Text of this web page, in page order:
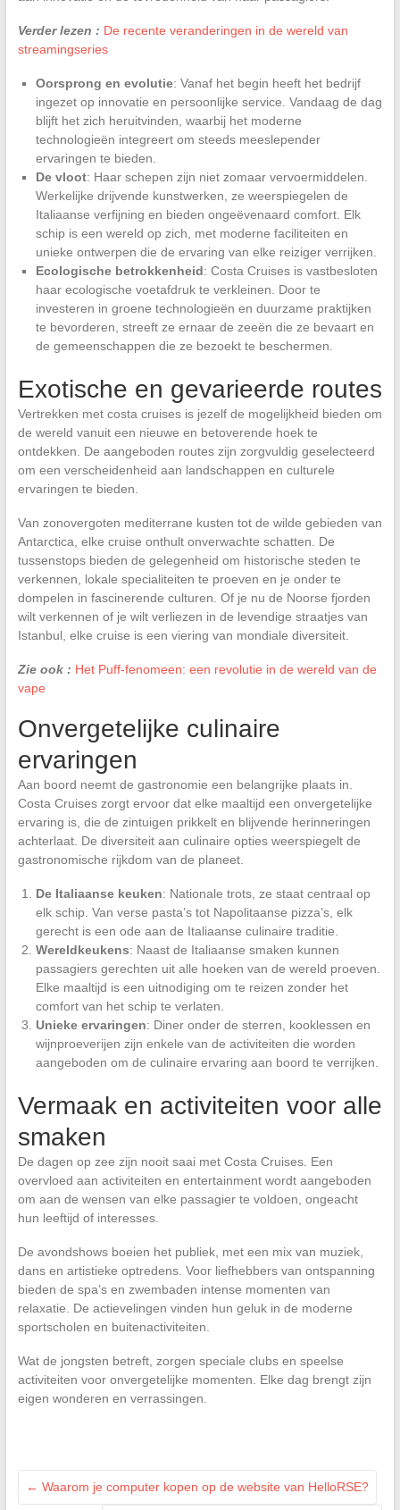
Verder lezen : De recente veranderingen in de wereld van
streamingseries
Oorsprong en evolutie: Vanaf het begin heeft het bedrijf
ingezet op innovatie en persoonlijke service. Vandaag de dag
blijft het zich heruitvinden, waarbij het moderne
technologieën integreert om steeds meeslepender
ervaringen te bieden.
De vloot: Haar schepen zijn niet zomaar vervoermiddelen.
Werkelijke drijvende kunstwerken, ze weerspiegelen de
Italiaanse verfijning en bieden ongeëvenaard comfort. Elk
schip is een wereld op zich, met moderne faciliteiten en
unieke ontwerpen die de ervaring van elke reiziger verrijken.
Ecologische betrokkenheid: Costa Cruises is vastbesloten
haar ecologische voetafdruk te verkleinen. Door te
investeren in groene technologieën en duurzame praktijken
te bevorderen, streeft ze ernaar de zeeën die ze bevaart en
de gemeenschappen die ze bezoekt te beschermen.
Exotische en gevarieerde routes
Vertrekken met costa cruises is jezelf de mogelijkheid bieden om
de wereld vanuit een nieuwe en betoverende hoek te
ontdekken. De aangeboden routes zijn zorgvuldig geselecteerd
om een verscheidenheid aan landschappen en culturele
ervaringen te bieden.
Van zonovergoten mediterrane kusten tot de wilde gebieden van
Antarctica, elke cruise onthult onverwachte schatten. De
tussenstops bieden de gelegenheid om historische steden te
verkennen, lokale specialiteiten te proeven en je onder te
dompelen in fascinerende culturen. Of je nu de Noorse fjorden
wilt verkennen of je wilt verliezen in de levendige straatjes van
Istanbul, elke cruise is een viering van mondiale diversiteit.
Zie ook : Het Puff-fenomeen: een revolutie in de wereld van de
vape
Onvergetelijke culinaire
ervaringen
Aan boord neemt de gastronomie een belangrijke plaats in.
Costa Cruises zorgt ervoor dat elke maaltijd een onvergetelijke
ervaring is, die de zintuigen prikkelt en blijvende herinneringen
achterlaat. De diversiteit aan culinaire opties weerspiegelt de
gastronomische rijkdom van de planeet.
De Italiaanse keuken: Nationale trots, ze staat centraal op
elk schip. Van verse pasta’s tot Napolitaanse pizza’s, elk
gerecht is een ode aan de Italiaanse culinaire traditie.
Wereldkeukens: Naast de Italiaanse smaken kunnen
passagiers gerechten uit alle hoeken van de wereld proeven.
Elke maaltijd is een uitnodiging om te reizen zonder het
comfort van het schip te verlaten.
Unieke ervaringen: Diner onder de sterren, kooklessen en
wijnproeverijen zijn enkele van de activiteiten die worden
aangeboden om de culinaire ervaring aan boord te verrijken.
Vermaak en activiteiten voor alle
smaken
De dagen op zee zijn nooit saai met Costa Cruises. Een
overvloed aan activiteiten en entertainment wordt aangeboden
om aan de wensen van elke passagier te voldoen, ongeacht
hun leeftijd of interesses.
De avondshows boeien het publiek, met een mix van muziek,
dans en artistieke optredens. Voor liefhebbers van ontspanning
bieden de spa’s en zwembaden intense momenten van
relaxatie. De actievelingen vinden hun geluk in de moderne
sportscholen en buitenactiviteiten.
Wat de jongsten betreft, zorgen speciale clubs en speelse
activiteiten voor onvergetelijke momenten. Elke dag brengt zijn
eigen wonderen en verrassingen.
← Waarom je computer kopen op de website van HelloRSE?